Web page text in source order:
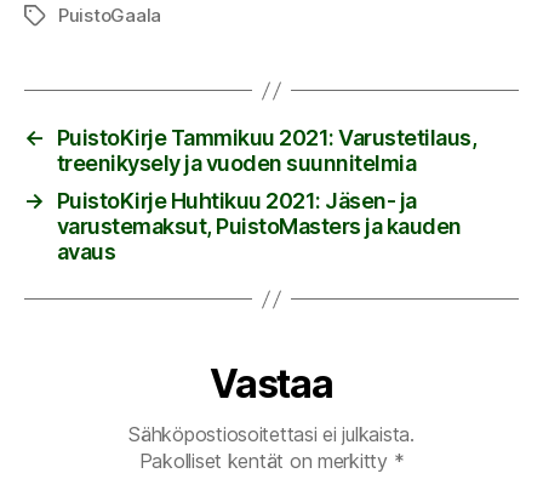
Avainsanat
PuistoGaala
←
PuistoKirje Tammikuu 2021: Varustetilaus,
treenikysely ja vuoden suunnitelmia
→
PuistoKirje Huhtikuu 2021: Jäsen- ja
varustemaksut, PuistoMasters ja kauden
avaus
Vastaa
Sähköpostiosoitettasi ei julkaista.
Pakolliset kentät on merkitty *